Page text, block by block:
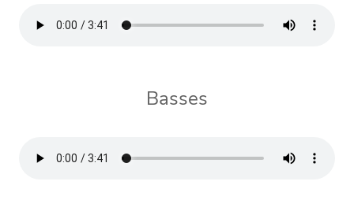
Basses